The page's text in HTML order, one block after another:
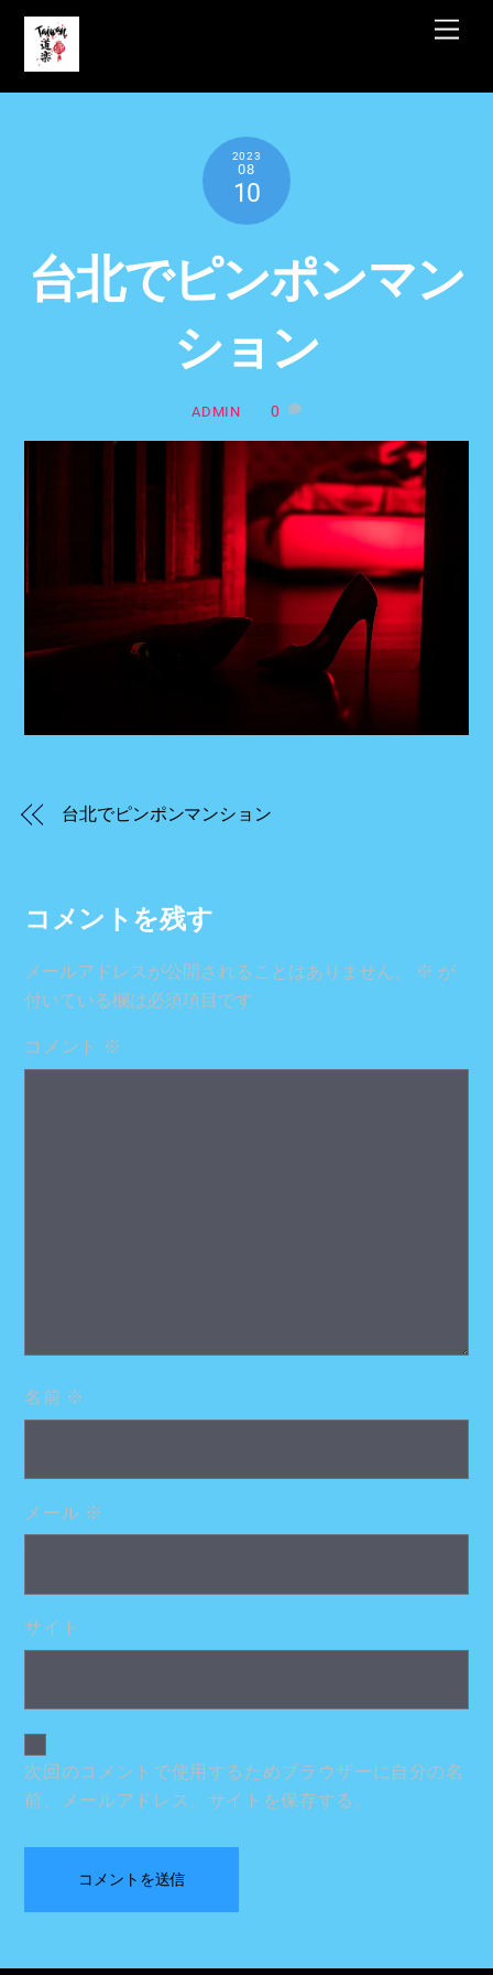
Skip
content
2023
08
10
台北でピンポンマン
ション
ADMIN 0
台北でピンポンマンション
コメントを残す
メールアドレスが公開されることはありません。 ※ が
付いている欄は必須項目です
コメント ※
名前 ※
メール ※
サイト
次回のコメントで使用するためブラウザーに自分の名
前、メールアドレス、サイトを保存する。